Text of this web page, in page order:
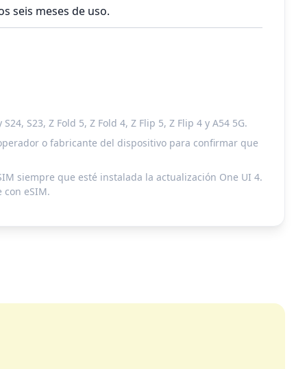
seis meses de uso.
S23, Z Fold 5, Z Fold 4, Z Flip 5, Z Flip 4 y A54 5G.
o fabricante del dispositivo para confirmar que
siempre que esté instalada la actualización One UI 4.
eSIM.